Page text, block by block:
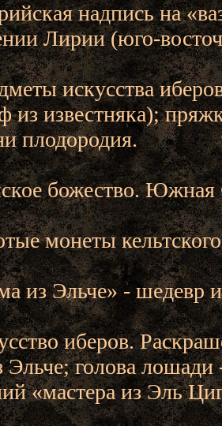
надпись на
Лирии (юго-
искусства
из известняка);
плодородия.
божество. Южная
монеты
из Эльче» - шедевр
иберов.
Эльче; голова
«мастера из Эль